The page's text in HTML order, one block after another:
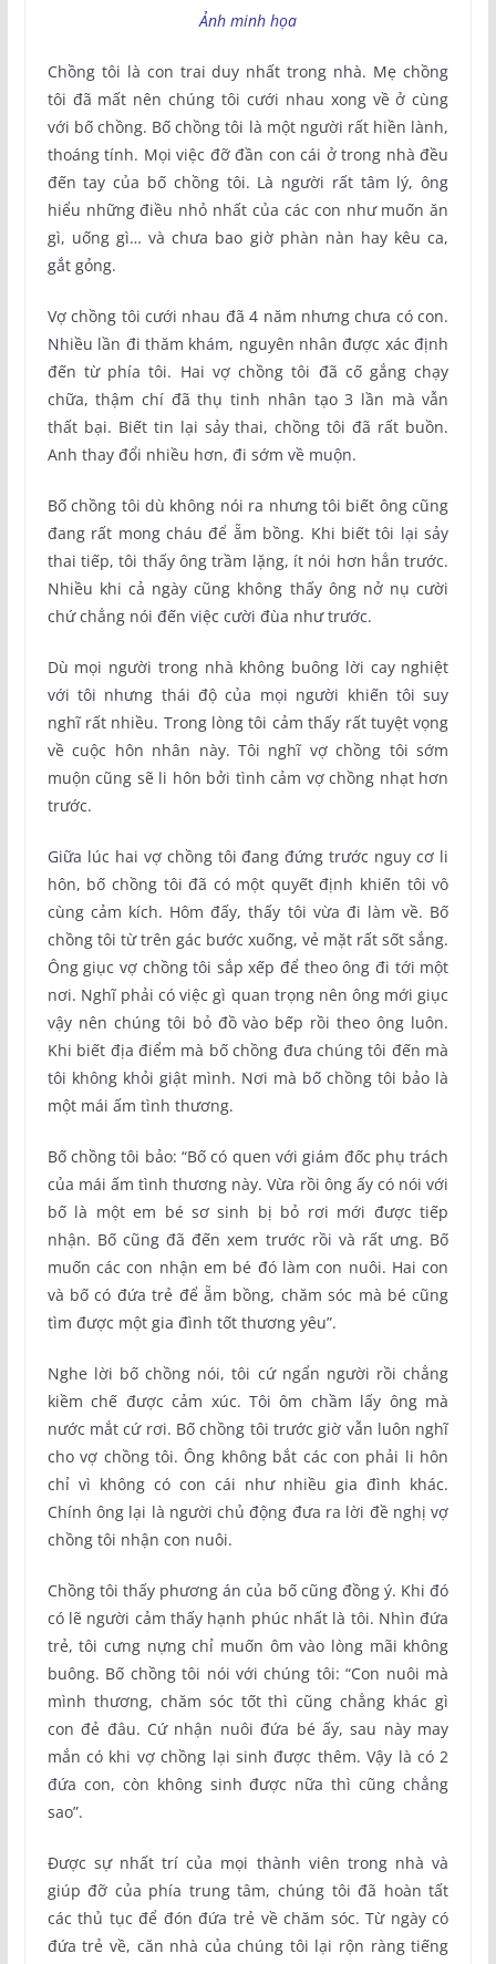
Ảnh minh họa
Chồng tôi là con trai duy nhất trong nhà. Mẹ chồng
tôi đã mất nên chúng tôi cưới nhau xong về ở cùng
với bố chồng. Bố chồng tôi là một người rất hiền lành,
thoáng tính. Mọi việc đỡ đần con cái ở trong nhà đều
đến tay của bố chồng tôi. Là người rất tâm lý, ông
hiểu những điều nhỏ nhất của các con như muốn ăn
gì, uống gì… và chưa bao giờ phàn nàn hay kêu ca,
gắt gỏng.
Vợ chồng tôi cưới nhau đã 4 năm nhưng chưa có con.
Nhiều lần đi thăm khám, nguyên nhân được xác định
đến từ phía tôi. Hai vợ chồng tôi đã cố gắng chạy
chữa, thậm chí đã thụ tinh nhân tạo 3 lần mà vẫn
thất bại. Biết tin lại sảy thai, chồng tôi đã rất buồn.
Anh thay đổi nhiều hơn, đi sớm về muộn.
Bố chồng tôi dù không nói ra nhưng tôi biết ông cũng
đang rất mong cháu để ẵm bồng. Khi biết tôi lại sảy
thai tiếp, tôi thấy ông trầm lặng, ít nói hơn hẳn trước.
Nhiều khi cả ngày cũng không thấy ông nở nụ cười
chứ chẳng nói đến việc cười đùa như trước.
Dù mọi người trong nhà không buông lời cay nghiệt
với tôi nhưng thái độ của mọi người khiến tôi suy
nghĩ rất nhiều. Trong lòng tôi cảm thấy rất tuyệt vọng
về cuộc hôn nhân này. Tôi nghĩ vợ chồng tôi sớm
muộn cũng sẽ li hôn bởi tình cảm vợ chồng nhạt hơn
trước.
Giữa lúc hai vợ chồng tôi đang đứng trước nguy cơ li
hôn, bố chồng tôi đã có một quyết định khiến tôi vô
cùng cảm kích. Hôm đấy, thấy tôi vừa đi làm về. Bố
chồng tôi từ trên gác bước xuống, vẻ mặt rất sốt sắng.
Ông giục vợ chồng tôi sắp xếp để theo ông đi tới một
nơi. Nghĩ phải có việc gì quan trọng nên ông mới giục
vậy nên chúng tôi bỏ đồ vào bếp rồi theo ông luôn.
Khi biết địa điểm mà bố chồng đưa chúng tôi đến mà
tôi không khỏi giật mình. Nơi mà bố chồng tôi bảo là
một mái ấm tình thương.
Bố chồng tôi bảo: “Bố có quen với giám đốc phụ trách
của mái ấm tình thương này. Vừa rồi ông ấy có nói với
bố là một em bé sơ sinh bị bỏ rơi mới được tiếp
nhận. Bố cũng đã đến xem trước rồi và rất ưng. Bố
muốn các con nhận em bé đó làm con nuôi. Hai con
và bố có đứa trẻ để ẵm bồng, chăm sóc mà bé cũng
tìm được một gia đình tốt thương yêu”.
Nghe lời bố chồng nói, tôi cứ ngẩn người rồi chẳng
kiềm chế được cảm xúc. Tôi ôm chầm lấy ông mà
nước mắt cứ rơi. Bố chồng tôi trước giờ vẫn luôn nghĩ
cho vợ chồng tôi. Ông không bắt các con phải li hôn
chỉ vì không có con cái như nhiều gia đình khác.
Chính ông lại là người chủ động đưa ra lời đề nghị vợ
chồng tôi nhận con nuôi.
Chồng tôi thấy phương án của bố cũng đồng ý. Khi đó
có lẽ người cảm thấy hạnh phúc nhất là tôi. Nhìn đứa
trẻ, tôi cưng nựng chỉ muốn ôm vào lòng mãi không
buông. Bố chồng tôi nói với chúng tôi: “Con nuôi mà
mình thương, chăm sóc tốt thì cũng chẳng khác gì
con đẻ đâu. Cứ nhận nuôi đứa bé ấy, sau này may
mắn có khi vợ chồng lại sinh được thêm. Vậy là có 2
đứa con, còn không sinh được nữa thì cũng chẳng
sao”.
Được sự nhất trí của mọi thành viên trong nhà và
giúp đỡ của phía trung tâm, chúng tôi đã hoàn tất
các thủ tục để đón đứa trẻ về chăm sóc. Từ ngày có
đứa trẻ về, căn nhà của chúng tôi lại rộn ràng tiếng